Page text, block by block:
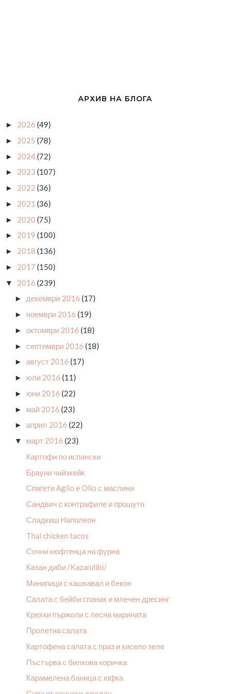
АРХИВ НА БЛОГА
► 2026 (49)
► 2025 (78)
► 2024(72)
► 2023 (107)
► 2022 (36)
► 2021 (36)
► 2020 (75)
► 2019 (100)
► 2018 (136)
► 2017 (150)
▼ 2016 (239)
► декември 2016 (17)
► ноември 2016 (19)
► октомври 2016 (18)
► септември 2016 (18)
► август 2016 (17)
► юли 2016 (11)
► юни 2016 (22)
► май 2016 (23)
► април 2016 (22)
▼ март 2016 (23)
Картофи по испански
Брауни чийзкейк
Спагети Aglio e Olio с маслини
Сандвич с контрафиле и прошуто
Сладкиш Наполеон
Thai chicken tacos
Сочни кюфтенца на фурна
Казан диби /Kazandibi/
Минипици с кашкавал и бекон
Салата с бейби спанак и млечен дресинг
Крехки пържоли с лесна марината
Пролетна салата
Картофена салата с праз и кисело зеле
Пъстърва с билкова коричка
Карамелена баница с юфка